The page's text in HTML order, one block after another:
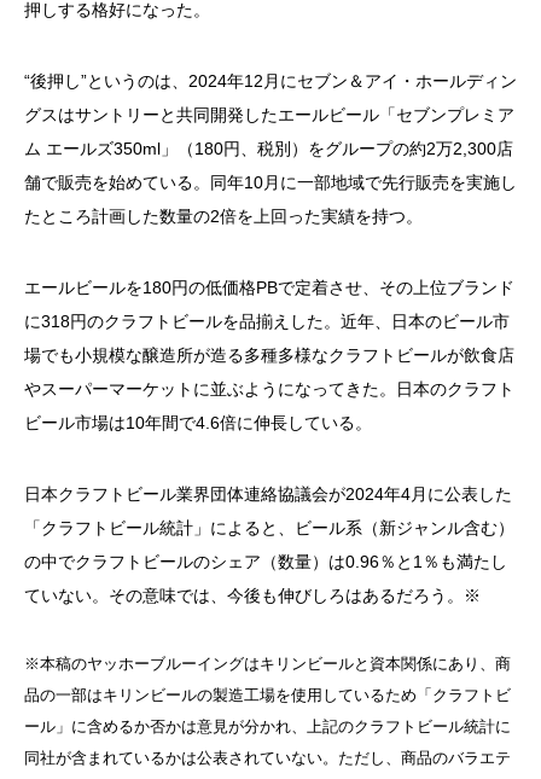
押しする格好になった。
“後押し”というのは、2024年12月にセブン＆アイ・ホールディン
グスはサントリーと共同開発したエールビール「セブンプレミア
ム エールズ350ml」（180円、税別）をグループの約2万2,300店
舗で販売を始めている。同年10月に一部地域で先行販売を実施し
たところ計画した数量の2倍を上回った実績を持つ。
エールビールを180円の低価格PBで定着させ、その上位ブランド
に318円のクラフトビールを品揃えした。近年、日本のビール市
場でも小規模な醸造所が造る多種多様なクラフトビールが飲食店
やスーパーマーケットに並ぶようになってきた。日本のクラフト
ビール市場は10年間で4.6倍に伸長している。
日本クラフトビール業界団体連絡協議会が2024年4月に公表した
「クラフトビール統計」によると、ビール系（新ジャンル含む）
の中でクラフトビールのシェア（数量）は0.96％と1％も満たし
ていない。その意味では、今後も伸びしろはあるだろう。※
※本稿のヤッホーブルーイングはキリンビールと資本関係にあり、商
品の一部はキリンビールの製造工場を使用しているため「クラフトビ
ール」に含めるか否かは意見が分かれ、上記のクラフトビール統計に
同社が含まれているかは公表されていない。ただし、商品のバラエテ